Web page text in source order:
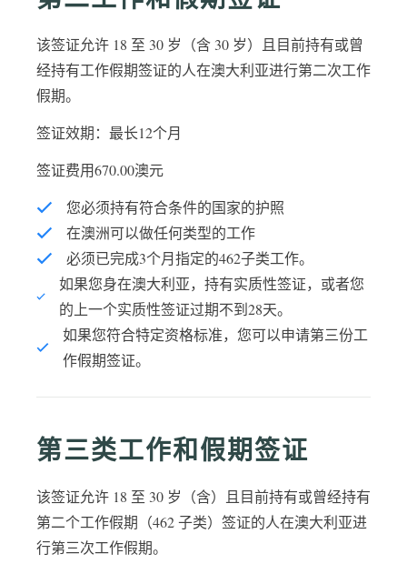
该签证允许 18 至 30 岁（含 30 岁）且目前持有或曾
经持有工作假期签证的人在澳大利亚进行第二次工作
假期。
签证效期：最长12个月
签证费用670.00澳元
您必须持有符合条件的国家的护照
在澳洲可以做任何类型的工作
必须已完成3个月指定的462子类工作。
如果您身在澳大利亚，持有实质性签证，或者您
的上一个实质性签证过期不到28天。
如果您符合特定资格标准，您可以申请第三份工
作假期签证。
第三类工作和假期签证
该签证允许 18 至 30 岁（含）且目前持有或曾经持有
第二个工作假期（462 子类）签证的人在澳大利亚进
行第三次工作假期。